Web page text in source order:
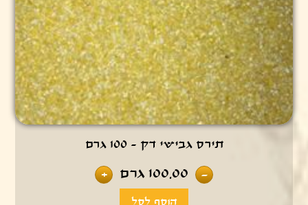
תירס גבישי דק - 100 גרם
-
100.00 גרם +